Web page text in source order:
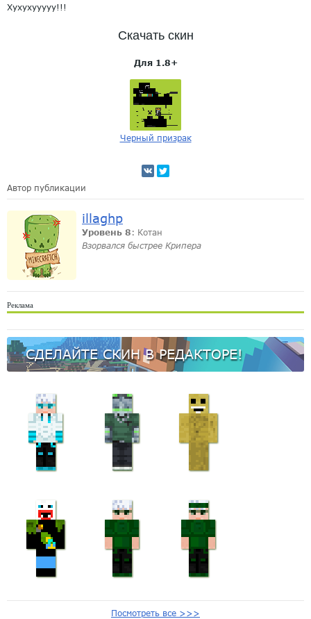
Хухухууууу!!!
Скачать скин
Для 1.8+
Черный призрак
Автор публикации
illaghp
Уровень 8 : Котан
Взорвался быстрее Крипера
Реклама
СДЕЛАЙТЕ СКИН В РЕДАКТОРЕ!
Посмотреть все >>>